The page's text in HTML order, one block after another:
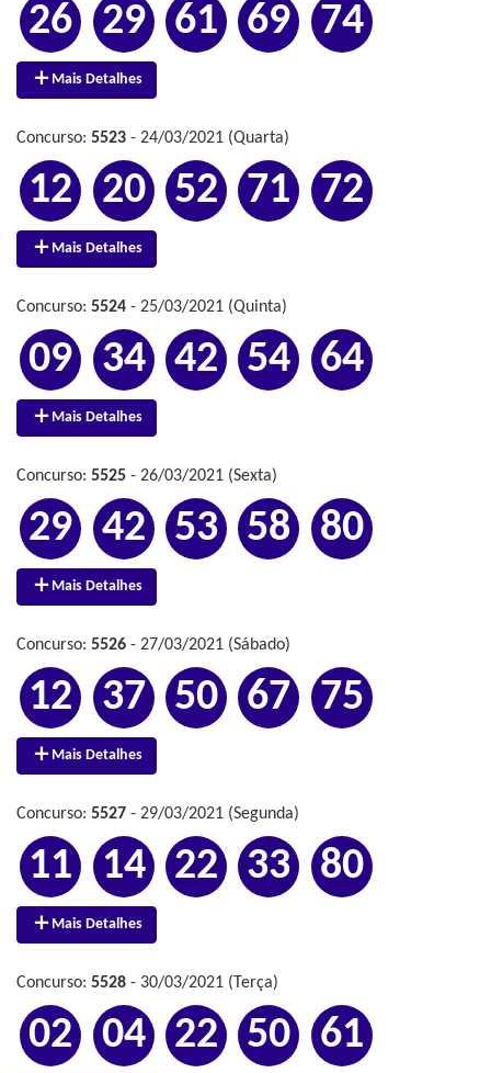
26 29 61 69 74
Mais Detalhes
Concurso: 5523 - 24/03/2021 (Quarta)
12 20 52 71 72
Mais Detalhes
Concurso: 5524 - 25/03/2021 (Quinta)
09 34 42 54 64
Mais Detalhes
Concurso: 5525 - 26/03/2021 (Sexta)
29 42 53 58 80
Mais Detalhes
Concurso: 5526 - 27/03/2021 (Sábado)
12 37 50 67 75
Mais Detalhes
Concurso: 5527 - 29/03/2021 (Segunda)
11 14 22 33 80
Mais Detalhes
Concurso: 5528 - 30/03/2021 (Terça)
02 04 22 50 61